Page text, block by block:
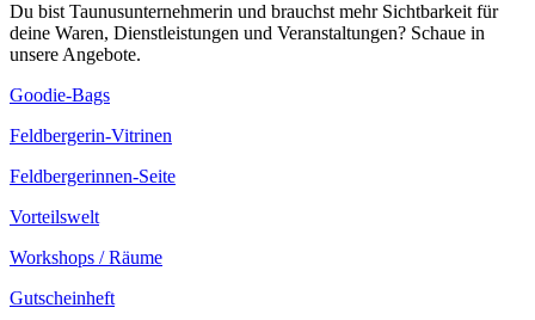
Du bist Taunusunternehmerin und brauchst mehr Sichtbarkeit für
deine Waren, Dienstleistungen und Veranstaltungen? Schaue in
unsere Angebote.
Goodie-Bags
Feldbergerin-Vitrinen
Feldbergerinnen-Seite
Vorteilswelt
Workshops / Räume
Gutscheinheft